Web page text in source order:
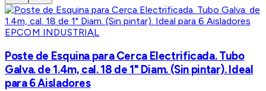
EPCOM INDUSTRIAL
Poste de Esquina para Cerca Electrificada. Tubo
Galva. de 1.4m, cal. 18 de 1" Diam. (Sin pintar). Ideal
para 6 Aisladores